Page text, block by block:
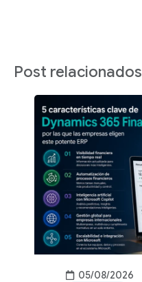
Post relacionados
05/08/2026